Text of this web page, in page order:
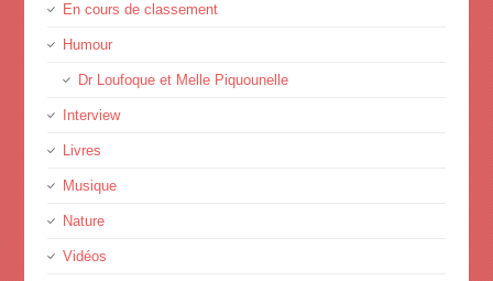
En cours de classement
Humour
Dr Loufoque et Melle Piquounelle
Interview
Livres
Musique
Nature
Vidéos